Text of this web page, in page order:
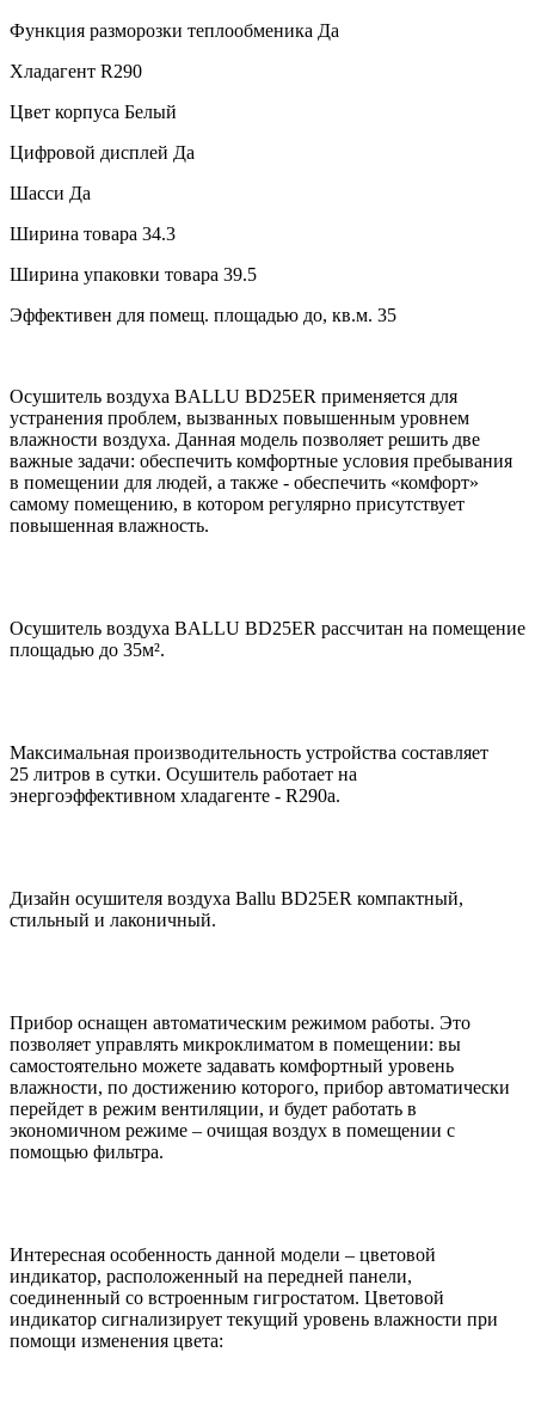
Функция разморозки теплообменика Да
Хладагент R290
Цвет корпуса Белый
Цифровой дисплей Да
Шасси Да
Ширина товара 34.3
Ширина упаковки товара 39.5
Эффективен для помещ. площадью до, кв.м. 35
Осушитель воздуха BALLU BD25ER применяется для
устранения проблем, вызванных повышенным уровнем
влажности воздуха. Данная модель позволяет решить две
важные задачи: обеспечить комфортные условия пребывания
в помещении для людей, а также - обеспечить «комфорт»
самому помещению, в котором регулярно присутствует
повышенная влажность.
Осушитель воздуха BALLU BD25ER рассчитан на помещение
площадью до 35м².
Максимальная производительность устройства составляет
25 литров в сутки. Осушитель работает на
энергоэффективном хладагенте - R290a.
Дизайн осушителя воздуха Ballu BD25ER компактный,
стильный и лаконичный.
Прибор оснащен автоматическим режимом работы. Это
позволяет управлять микроклиматом в помещении: вы
самостоятельно можете задавать комфортный уровень
влажности, по достижению которого, прибор автоматически
перейдет в режим вентиляции, и будет работать в
экономичном режиме – очищая воздух в помещении с
помощью фильтра.
Интересная особенность данной модели – цветовой
индикатор, расположенный на передней панели,
соединенный со встроенным гигростатом. Цветовой
индикатор сигнализирует текущий уровень влажности при
помощи изменения цвета: